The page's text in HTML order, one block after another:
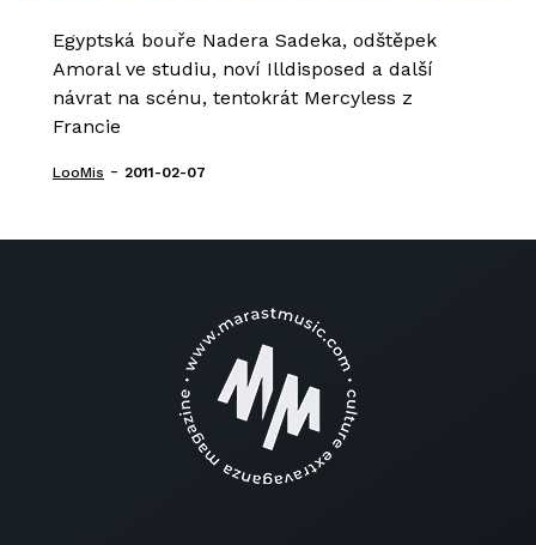
Egyptská bouře Nadera Sadeka, odštěpek
Amoral ve studiu, noví Illdisposed a další
návrat na scénu, tentokrát Mercyless z
Francie
LooMis - 2011-02-07